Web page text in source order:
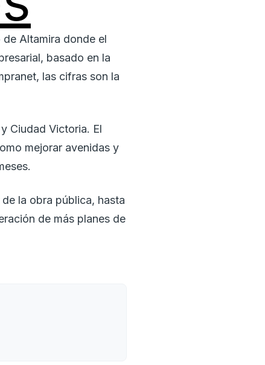
Altamira donde el
basado en la
las cifras son la
Ciudad Victoria. El
mejorar avenidas y
la obra pública, hasta
de más planes de